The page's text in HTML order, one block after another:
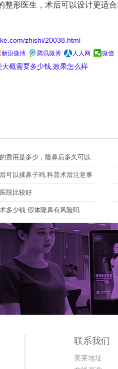
整形医生，术后可以设计更适
zhishi/20038.html
新浪微博 腾讯微博 人人网 微信
概需要多少钱,效果怎么样
费用是多少，隆鼻后多久可以
可以揉鼻子吗,科普术后注意事
院比较好
多少钱 假体隆鼻有风险吗
联系我们
美莱地址